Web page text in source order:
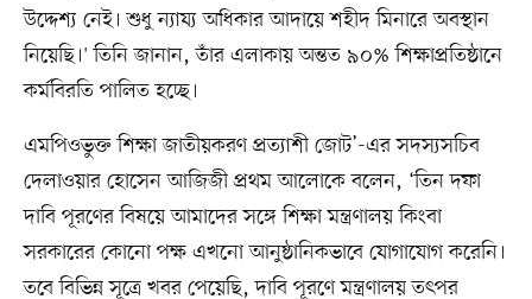
উদ্দেশ্য নেই। শুধু ন্যায্য অধিকার আদায়ে শহীদ মিনারে অবস্থান
নিয়েছি।' তিনি জানান, তাঁর এলাকায় অন্তত ৯০% শিক্ষাপ্রতিষ্ঠানে
কর্মবিরতি পালিত হচ্ছে।
এমপিওভুক্ত শিক্ষা জাতীয়করণ প্রত্যাশী জোট’-এর সদস্যসচিব
দেলাওয়ার হোসেন আজিজী প্রথম আলোকে বলেন, ‘তিন দফা
দাবি পূরণের বিষয়ে আমাদের সঙ্গে শিক্ষা মন্ত্রণালয় কিংবা
সরকারের কোনো পক্ষ এখনো আনুষ্ঠানিকভাবে যোগাযোগ করেনি।
তবে বিভিন্ন সূত্রে খবর পেয়েছি, দাবি পূরণে মন্ত্রণালয় তৎপর